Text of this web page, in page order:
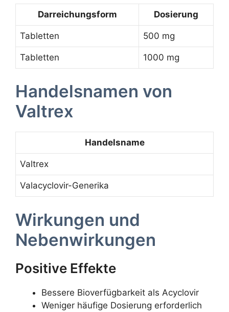
Darreichungsform Dosierung
Tabletten 500 mg
Tabletten 1000 mg
Handelsnamen von
Valtrex
Handelsname
Valtrex
Valacyclovir-Generika
Wirkungen und
Nebenwirkungen
Positive Effekte
Bessere Bioverfügbarkeit als Acyclovir
Weniger häufige Dosierung erforderlich